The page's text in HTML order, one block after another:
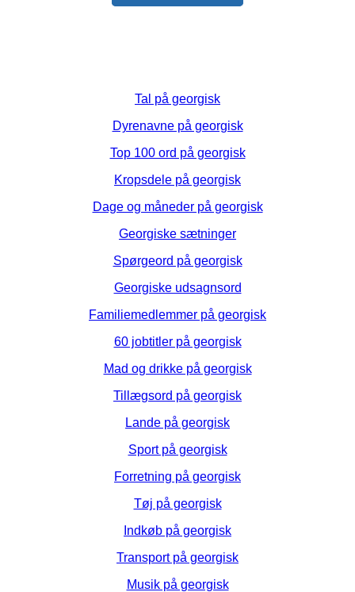
Tal på georgisk
Dyrenavne på georgisk
Top 100 ord på georgisk
Kropsdele på georgisk
Dage og måneder på georgisk
Georgiske sætninger
Spørgeord på georgisk
Georgiske udsagnsord
Familiemedlemmer på georgisk
60 jobtitler på georgisk
Mad og drikke på georgisk
Tillægsord på georgisk
Lande på georgisk
Sport på georgisk
Forretning på georgisk
Tøj på georgisk
Indkøb på georgisk
Transport på georgisk
Musik på georgisk